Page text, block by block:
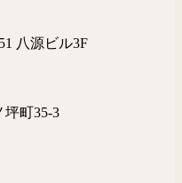
八源ビル3F
坪町35-3